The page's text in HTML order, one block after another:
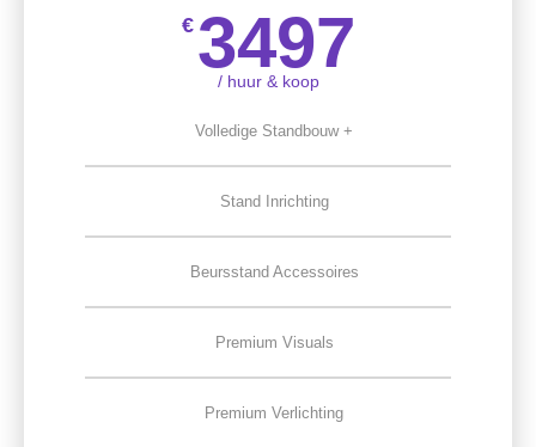
€ 3497
/ huur & koop
Volledige Standbouw +
Stand Inrichting
Beursstand Accessoires
Premium Visuals
Premium Verlichting